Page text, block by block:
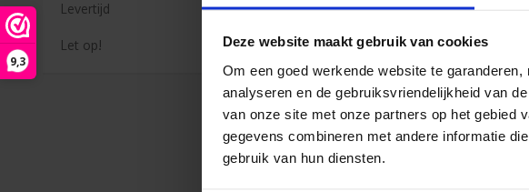
9,3
Deze website maakt gebruik van cookies
Om een goed werkende website te
analyseren en de gebruiksvriendelijkheid van
van onze site met onze partners op het gebied
gegevens combineren met andere informatie
gebruik van hun diensten.
Levertijd
Let op!